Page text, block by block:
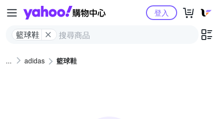
Yahoo購物中心
籃球鞋
登入
adidas 籃球鞋